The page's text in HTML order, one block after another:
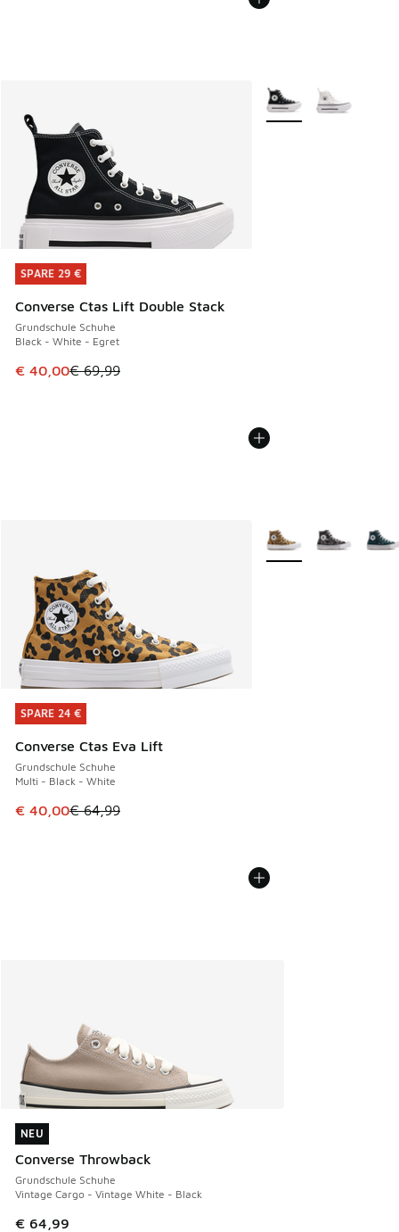
SPARE 29 €
Converse Ctas Lift Double Stack
Grundschule Schuhe
Black - White - Egret
Dieser Artikel ist im Sale. Der Preis ist von € 69,99 auf €
€ 40,00€ 69,99
SPARE 29 €
Weitere Farben
SPARE 24 €
Converse Ctas Eva Lift
Grundschule Schuhe
Multi - Black - White
Dieser Artikel ist im Sale. Der Preis ist von € 64,99 auf €
€ 40,00€ 64,99
SPARE 24 €
Weitere Farben
NEU
Converse Throwback
Grundschule Schuhe
Vintage Cargo - Vintage White - Black
€ 64,99
NEU